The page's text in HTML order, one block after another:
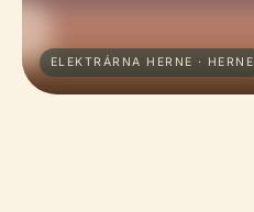
ELEKTRÁRNA HERNE · HERNE